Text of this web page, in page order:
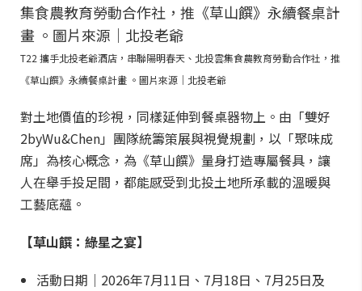
T22 攜手北投老爺酒店，串聯陽明春天、北投雲集食農教育勞動合作社，推
《草山饌》永續餐桌計畫 。圖片來源｜北投老爺
對土地價值的珍視，同樣延伸到餐桌器物上。由「雙好
2byWu&Chen」團隊統籌策展與視覺規劃，以「聚味成
席」為核心概念，為《草山饌》量身打造專屬餐具，讓
人在舉手投足間，都能感受到北投土地所承載的溫暖與
工藝底蘊。
【草山饌：綠星之宴】
活動日期｜2026年7月11日、7月18日、7月25日及